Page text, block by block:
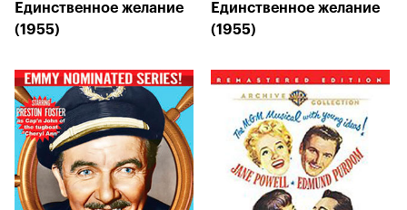
Единственное желание
(1955)
Единственное желание
(1955)